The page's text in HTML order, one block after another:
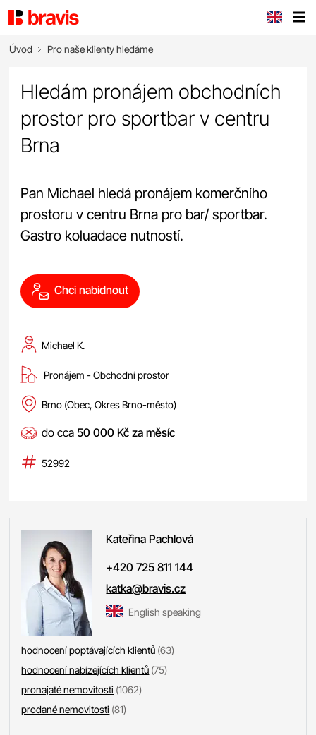
Úvod Pro naše klienty hledáme
Kateřina Pachlová
+420 725 811 144
katka@bravis.cz
English speaking
hodnocení poptávajících klientů (63)
hodnocení nabízejících klientů (75)
pronajaté nemovitosti (1062)
prodané nemovitosti (81)
Hledám pronájem obchodních
prostor pro sportbar v centru
Brna
Pan Michael hledá pronájem komerčního
prostoru v centru Brna pro bar/ sportbar.
Gastro koluadace nutností.
Chci nabídnout
Michael K.
Pronájem - obchodní prostor
Brno (Obec, Okres Brno-město)
do cca50 000 Kč za měsíc
52992